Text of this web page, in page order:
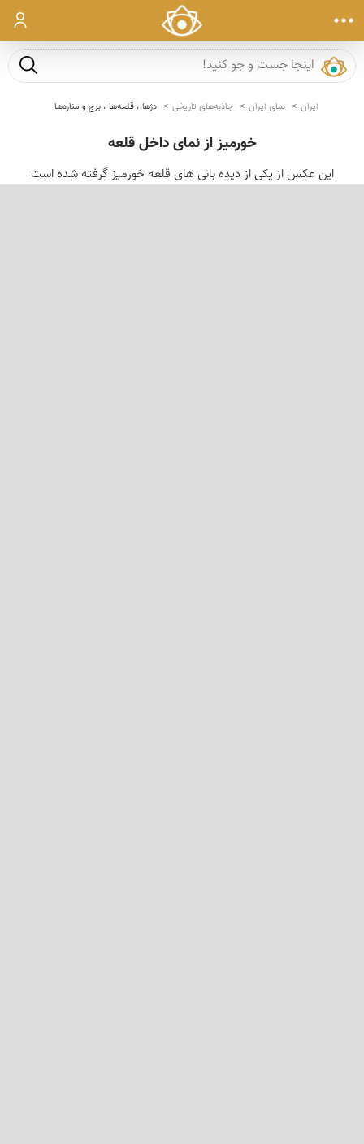
ورود
جست و
ایران نمای ایران جاذبه‌های تاریخی دژها ، قلعه‌ها ، برج و مناره‌ها
خورمیز از نمای داخل قلعه
این عكس از یكی از دیده بانی های قلعه خورمیز گرفته شده است